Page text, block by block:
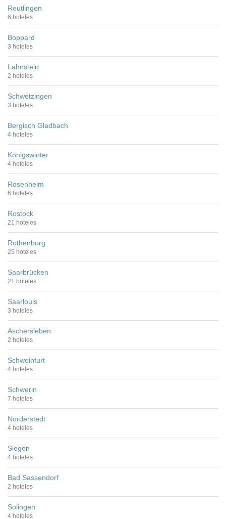
Reutlingen
6 hoteles
Boppard
3 hoteles
Lahnstein
2 hoteles
Schwetzingen
3 hoteles
Bergisch Gladbach
4 hoteles
Königswinter
4 hoteles
Rosenheim
6 hoteles
Rostock
21 hoteles
Rothenburg
25 hoteles
Saarbrücken
21 hoteles
Saarlouis
3 hoteles
Aschersleben
2 hoteles
Schweinfurt
4 hoteles
Schwerin
7 hoteles
Norderstedt
4 hoteles
Siegen
4 hoteles
Bad Sassendorf
2 hoteles
Solingen
4 hoteles